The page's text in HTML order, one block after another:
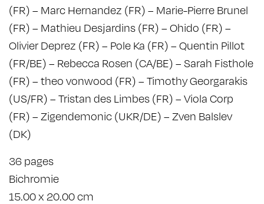
(FR) – Marc Hernandez (FR) – Marie-Pierre Brunel
(FR) – Mathieu Desjardins (FR) – Ohido (FR) –
Olivier Deprez (FR) – Pole Ka (FR) – Quentin Pillot
(FR/BE) – Rebecca Rosen (CA/BE) – Sarah Fisthole
(FR) – theo vonwood (FR) – Timothy Georgarakis
(US/FR) – Tristan des Limbes (FR) – Viola Corp
(FR) – Zigendemonic (UKR/DE) – Zven Balslev
(DK)
36 pages
Bichromie
15.00 x 20.00 cm